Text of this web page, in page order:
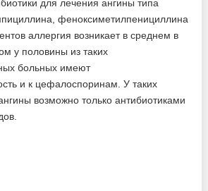
для лечения ангины типа
феноксиметилпенициллина
аллергия возникает в среднем в
у половины из таких
больных имеют
и к цефалоспоринам. У таких
возможно только антибиотиками